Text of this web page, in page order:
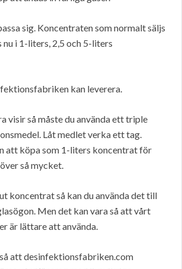
sig. Koncentraten som normalt säljs
nu i 1-liters, 2,5 och 5-liters
kan leverera.
visir så måste du använda ett triple
Låt medlet verka ett tag.
att köpa som 1-liters koncentrat för
så mycket.
koncentrat så kan du använda det till
Men det kan vara så att vårt
är lättare att använda.
att desinfektionsfabriken.com